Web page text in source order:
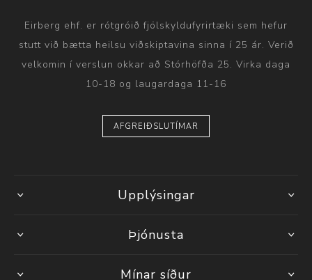
Eirberg ehf. er rótgróið fjölskyldufyrirtæki sem hefur
stutt við bætta heilsu viðskiptavina sinna í 25 ár. Verið
velkomin í verslun okkar að Stórhöfða 25. Virka daga
10-18 og laugardaga 11-16
AFGREIÐSLUTÍMAR
Upplýsingar
Þjónusta
Mínar síður